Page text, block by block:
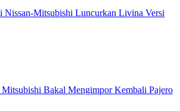
Nissan-Mitsubishi Luncurkan Livina Versi
Bakal Mengimpor Kembali Pajero